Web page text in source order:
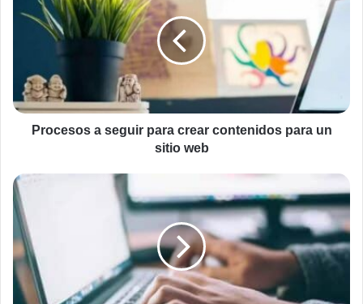
seguir
para
contenidos
para
un
sitio
webProcesos a seguir para crear contenidos para un
sitio web
Utilizar
atajos
del
teclado
en
un
ordenador
Mac